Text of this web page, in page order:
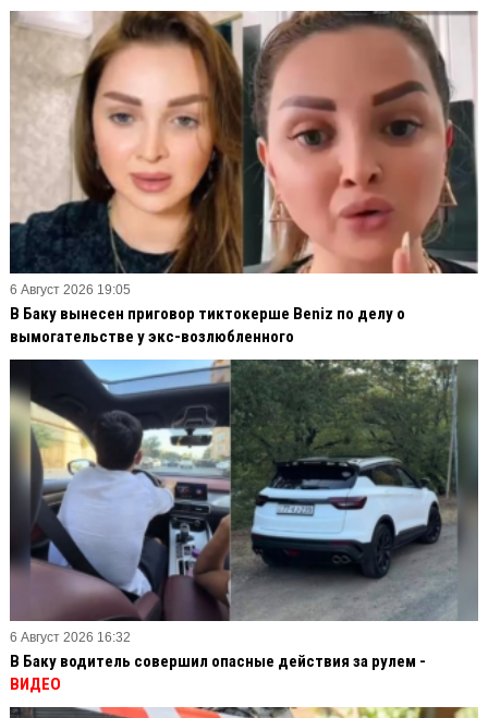
6 Август 2026 19:05
В Баку вынесен приговор тиктокерше Beniz по делу о
вымогательстве у экс-возлюбленного
6 Август 2026 16:32
В Баку водитель совершил опасные действия за рулем -
ВИДЕО